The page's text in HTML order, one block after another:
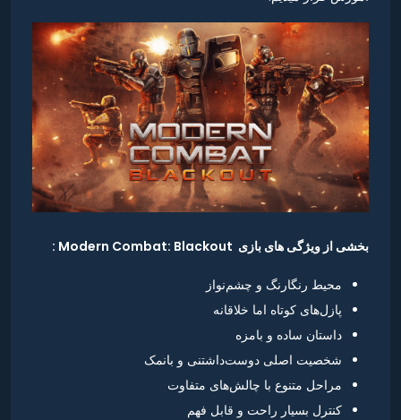
بخشی از ویژگی های بازی Modern Combat: Blackout :
محیط رنگارنگ و چشم‌نواز
پازل‌های کوتاه اما خلاقانه
داستان ساده و بامزه
شخصیت اصلی دوست‌داشتنی و بانمک
مراحل متنوع با چالش‌های متفاوت
کنترل بسیار راحت و قابل فهم